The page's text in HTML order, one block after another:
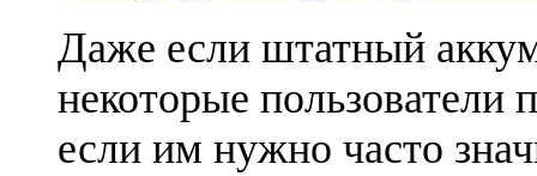
Даже если штатный
некоторые пользователи
если им нужно часто